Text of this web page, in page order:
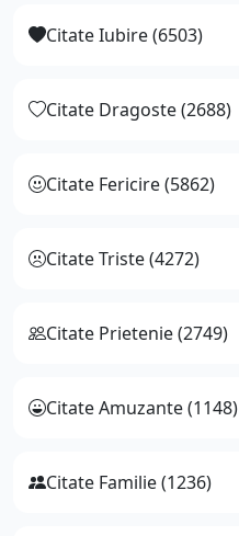
Citate Iubire (6503)
Citate Dragoste (2688)
Citate Fericire (5862)
Citate Triste (4272)
Citate Prietenie (2749)
Citate Amuzante (1148)
Citate Familie (1236)